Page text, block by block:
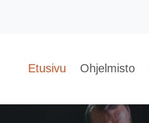
Etusivu Ohjelmisto